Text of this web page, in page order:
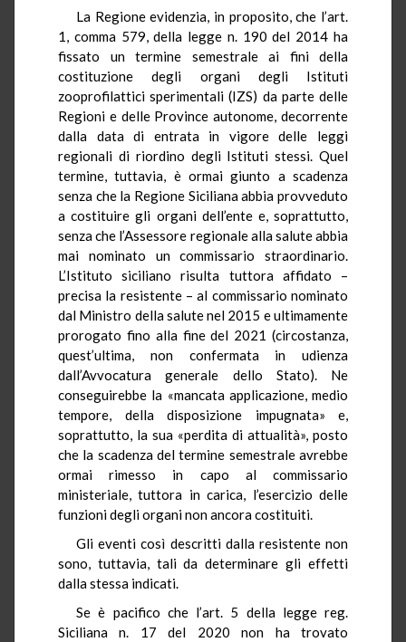
La Regione evidenzia, in proposito, che l’art.
1, comma 579, della legge n. 190 del 2014 ha
fissato un termine semestrale ai fini della
costituzione degli organi degli Istituti
zooprofilattici sperimentali (IZS) da parte delle
Regioni e delle Province autonome, decorrente
dalla data di entrata in vigore delle leggi
regionali di riordino degli Istituti stessi. Quel
termine, tuttavia, è ormai giunto a scadenza
senza che la Regione Siciliana abbia provveduto
a costituire gli organi dell’ente e, soprattutto,
senza che l’Assessore regionale alla salute abbia
mai nominato un commissario straordinario.
L’Istituto siciliano risulta tuttora affidato –
precisa la resistente – al commissario nominato
dal Ministro della salute nel 2015 e ultimamente
prorogato fino alla fine del 2021 (circostanza,
quest’ultima, non confermata in udienza
dall’Avvocatura generale dello Stato). Ne
conseguirebbe la «mancata applicazione, medio
tempore, della disposizione impugnata» e,
soprattutto, la sua «perdita di attualità», posto
che la scadenza del termine semestrale avrebbe
ormai rimesso in capo al commissario
ministeriale, tuttora in carica, l’esercizio delle
funzioni degli organi non ancora costituiti.
Gli eventi così descritti dalla resistente non
sono, tuttavia, tali da determinare gli effetti
dalla stessa indicati.
Se è pacifico che l’art. 5 della legge reg.
Siciliana n. 17 del 2020 non ha trovato